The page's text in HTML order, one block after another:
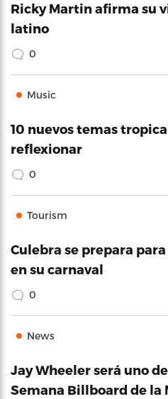
Ricky Martin afirma su
latino
0
Music
10 nuevos temas
reflexionar
0
Tourism
Culebra se prepara
en su carnaval
0
News
Jay Wheeler será uno
Semana Billboard de la